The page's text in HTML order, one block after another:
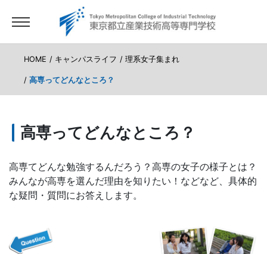
HOME キャンパスライフ 理系女子集まれ
高専ってどんなところ？
高専ってどんなところ？
高専てどんな勉強するんだろう？高専の女子の様子とは？
みんなが高専を選んだ理由を知りたい！などなど、具体的
な疑問・質問にお答えします。